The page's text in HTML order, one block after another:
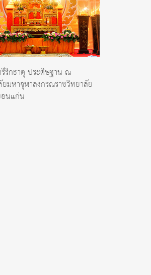
ริกธาตุ ประดิษฐาน ณ
มหาจุฬาลงกรณราชวิทยาลัย
นแก่น